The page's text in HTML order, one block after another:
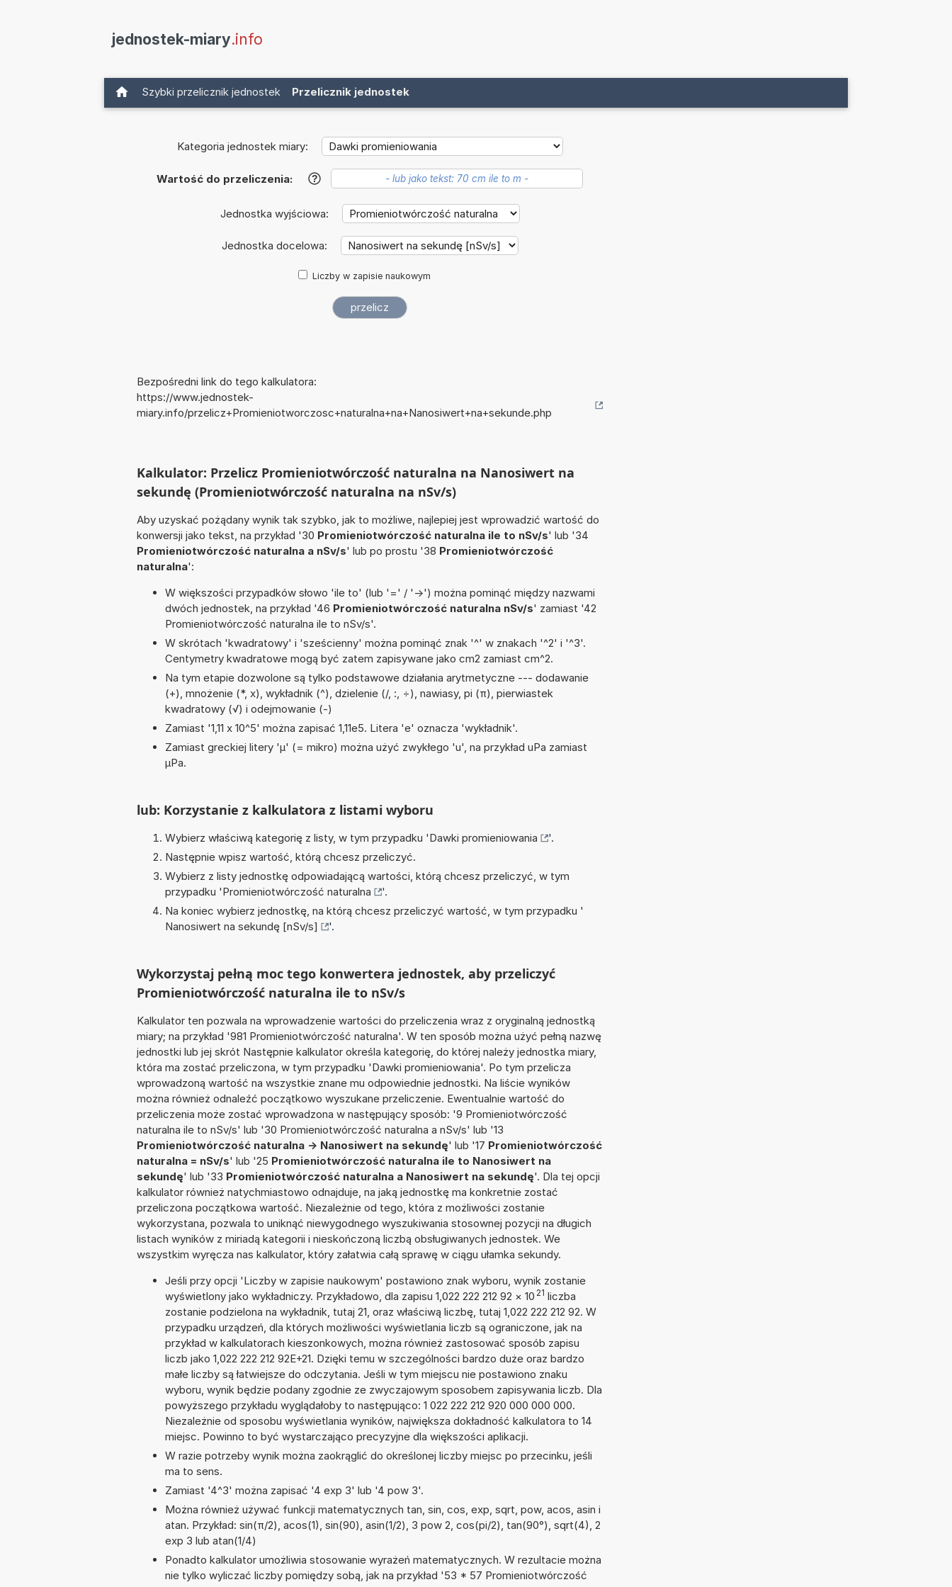
jednostek-miary.info
Szybki przelicznik jednostek Przelicznik jednostek
Kategoria jednostek miary:
Wartość do przeliczenia: ?
Jednostka wyjściowa:
Jednostka docelowa:
Liczby w zapisie naukowym
Bezpośredni link do tego kalkulatora:
https://www.jednostek-
miary.info/przelicz+Promieniotworczosc+naturalna+na+Nanosiwert+na+sekunde.php
Kalkulator: Przelicz Promieniotwórczość naturalna na Nanosiwert na
sekundę (Promieniotwórczość naturalna na nSv/s)
Aby uzyskać pożądany wynik tak szybko, jak to możliwe, najlepiej jest wprowadzić wartość do
konwersji jako tekst, na przykład '30 Promieniotwórczość naturalna ile to nSv/s' lub '34
Promieniotwórczość naturalna a nSv/s' lub po prostu '38 Promieniotwórczość
naturalna':
W większości przypadków słowo 'ile to' (lub '=' / '->') można pominąć między nazwami
dwóch jednostek, na przykład '46 Promieniotwórczość naturalna nSv/s' zamiast '42
Promieniotwórczość naturalna ile to nSv/s'.
W skrótach 'kwadratowy' i 'sześcienny' można pominąć znak '^' w znakach '^2' i '^3'.
Centymetry kwadratowe mogą być zatem zapisywane jako cm2 zamiast cm^2.
Na tym etapie dozwolone są tylko podstawowe działania arytmetyczne --- dodawanie
(+), mnożenie (*, x), wykładnik (^), dzielenie (/, :, ÷), nawiasy, pi (π), pierwiastek
kwadratowy (√) i odejmowanie (-)
Zamiast '1,11 x 10^5' można zapisać 1,11e5. Litera 'e' oznacza 'wykładnik'.
Zamiast greckiej litery 'µ' (= mikro) można użyć zwykłego 'u', na przykład uPa zamiast
µPa.
lub: Korzystanie z kalkulatora z listami wyboru
Wybierz właściwą kategorię z listy, w tym przypadku 'Dawki promieniowania
'.
Następnie wpisz wartość, którą chcesz przeliczyć.
Wybierz z listy jednostkę odpowiadającą wartości, którą chcesz przeliczyć, w tym
przypadku 'Promieniotwórczość naturalna
'.
Na koniec wybierz jednostkę, na którą chcesz przeliczyć wartość, w tym przypadku '
Nanosiwert na sekundę [nSv/s]
'.
Wykorzystaj pełną moc tego konwertera jednostek, aby przeliczyć
Promieniotwórczość naturalna ile to nSv/s
Kalkulator ten pozwala na wprowadzenie wartości do przeliczenia wraz z oryginalną jednostką
miary; na przykład '981 Promieniotwórczość naturalna'. W ten sposób można użyć pełną nazwę
jednostki lub jej skrót Następnie kalkulator określa kategorię, do której należy jednostka miary,
która ma zostać przeliczona, w tym przypadku 'Dawki promieniowania'. Po tym przelicza
wprowadzoną wartość na wszystkie znane mu odpowiednie jednostki. Na liście wyników
można również odnaleźć początkowo wyszukane przeliczenie. Ewentualnie wartość do
przeliczenia może zostać wprowadzona w następujący sposób: '9 Promieniotwórczość
naturalna ile to nSv/s' lub '30 Promieniotwórczość naturalna a nSv/s' lub '13
Promieniotwórczość naturalna -> Nanosiwert na sekundę' lub '17 Promieniotwórczość
naturalna = nSv/s' lub '25 Promieniotwórczość naturalna ile to Nanosiwert na
sekundę' lub '33 Promieniotwórczość naturalna a Nanosiwert na sekundę'. Dla tej opcji
kalkulator również natychmiastowo odnajduje, na jaką jednostkę ma konkretnie zostać
przeliczona początkowa wartość. Niezależnie od tego, która z możliwości zostanie
wykorzystana, pozwala to uniknąć niewygodnego wyszukiwania stosownej pozycji na długich
listach wyników z miriadą kategorii i nieskończoną liczbą obsługiwanych jednostek. We
wszystkim wyręcza nas kalkulator, który załatwia całą sprawę w ciągu ułamka sekundy.
Jeśli przy opcji 'Liczby w zapisie naukowym' postawiono znak wyboru, wynik zostanie
wyświetlony jako wykładniczy. Przykładowo, dla zapisu 1,022 222 212 92 × 10 21 liczba
zostanie podzielona na wykładnik, tutaj 21, oraz właściwą liczbę, tutaj 1,022 222 212 92. W
przypadku urządzeń, dla których możliwości wyświetlania liczb są ograniczone, jak na
przykład w kalkulatorach kieszonkowych, można również zastosować sposób zapisu
liczb jako 1,022 222 212 92E+21. Dzięki temu w szczególności bardzo duże oraz bardzo
małe liczby są łatwiejsze do odczytania. Jeśli w tym miejscu nie postawiono znaku
wyboru, wynik będzie podany zgodnie ze zwyczajowym sposobem zapisywania liczb. Dla
powyższego przykładu wyglądałoby to następująco: 1 022 222 212 920 000 000 000.
Niezależnie od sposobu wyświetlania wyników, największa dokładność kalkulatora to 14
miejsc. Powinno to być wystarczająco precyzyjne dla większości aplikacji.
W razie potrzeby wynik można zaokrąglić do określonej liczby miejsc po przecinku, jeśli
ma to sens.
Zamiast '4^3' można zapisać '4 exp 3' lub '4 pow 3'.
Można również używać funkcji matematycznych tan, sin, cos, exp, sqrt, pow, acos, asin i
atan. Przykład: sin(π/2), acos(1), sin(90), asin(1/2), 3 pow 2, cos(pi/2), tan(90°), sqrt(4), 2
exp 3 lub atan(1/4)
Ponadto kalkulator umożliwia stosowanie wyrażeń matematycznych. W rezultacie można
nie tylko wyliczać liczby pomiędzy sobą, jak na przykład '53 * 57 Promieniotwórczość